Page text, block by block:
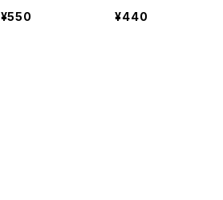
牛乳のパッケー
¥550
牛乳のパッケー
¥440